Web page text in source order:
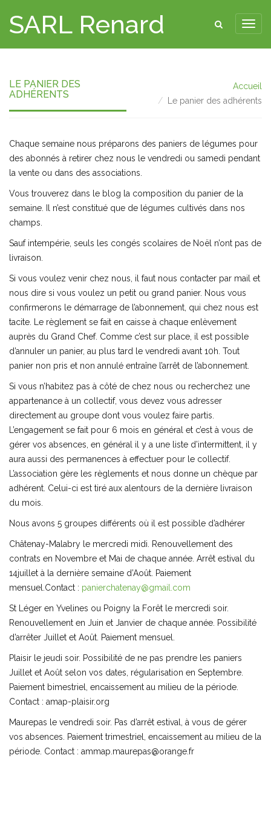
SARL Renard
LE PANIER DES
ADHÉRENTS
Accueil
Le panier des adhérents
Chaque semaine nous préparons des paniers de légumes pour
des abonnés à retirer chez nous le vendredi ou samedi pendant
la vente ou dans des associations.
Vous trouverez dans le blog la composition du panier de la
semaine. Il n’est constitué que de légumes cultivés dans nos
champs.
Sauf intempérie, seuls les congés scolaires de Noël n’ont pas de
livraison.
Si vous voulez venir chez nous, il faut nous contacter par mail et
nous dire si vous voulez un petit ou grand panier. Nous vous
confirmerons le démarrage de l’abonnement, qui chez nous est
tacite. Le règlement se fait en caisse à chaque enlèvement
auprès du Grand Chef. Comme c’est sur place, il est possible
d’annuler un panier, au plus tard le vendredi avant 10h. Tout
panier non pris et non annulé entraîne l’arrêt de l’abonnement.
Si vous n’habitez pas à côté de chez nous ou recherchez une
appartenance à un collectif, vous devez vous adresser
directement au groupe dont vous voulez faire partis.
L’engagement se fait pour 6 mois en général et c’est à vous de
gérer vos absences, en général il y a une liste d’intermittent, il y
aura aussi des permanences à effectuer pour le collectif.
L’association gère les règlements et nous donne un chèque par
adhérent. Celui-ci est tiré aux alentours de la dernière livraison
du mois.
Nous avons 5 groupes différents où il est possible d’adhérer
Châtenay-Malabry le mercredi midi. Renouvellement des
contrats en Novembre et Mai de chaque année. Arrêt estival du
14juillet à la dernière semaine d’Août. Paiement
mensuel.Contact : panierchatenay@gmail.com
St Léger en Yvelines ou Poigny la Forêt le mercredi soir.
Renouvellement en Juin et Janvier de chaque année. Possibilité
d’arrêter Juillet et Août. Paiement mensuel.
Plaisir le jeudi soir. Possibilité de ne pas prendre les paniers
Juillet et Août selon vos dates, régularisation en Septembre.
Paiement bimestriel, encaissement au milieu de la période.
Contact : amap-plaisir.org
Maurepas le vendredi soir. Pas d’arrêt estival, à vous de gérer
vos absences. Paiement trimestriel, encaissement au milieu de la
période. Contact : ammap.maurepas@orange.fr